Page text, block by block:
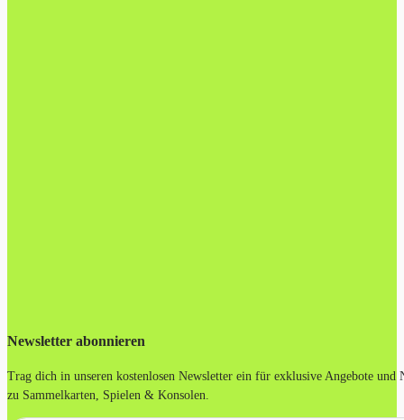
Newsletter abonnieren
Trag dich in unseren kostenlosen Newsletter ein für exklusive Angebote und
zu Sammelkarten, Spielen & Konsolen.